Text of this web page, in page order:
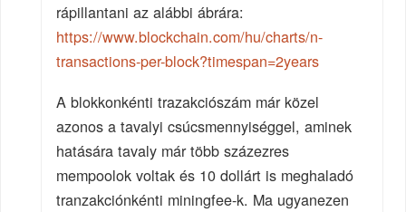
rápillantani az alábbi ábrára:
https://www.blockchain.com/hu/charts/n-
transactions-per-block?timespan=2years
A blokkonkénti trazakciószám már közel
azonos a tavalyi csúcsmennyiséggel, aminek
hatására tavaly már több százezres
mempoolok voltak és 10 dollárt is meghaladó
tranzakciónkénti miningfee-k. Ma ugyanezen